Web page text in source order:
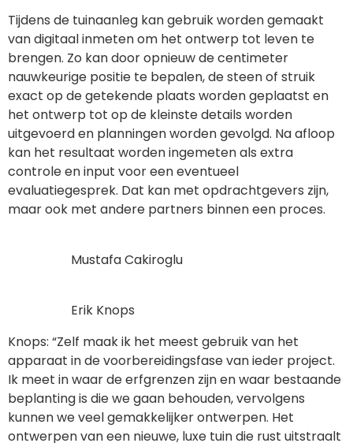
Tijdens de tuinaanleg kan gebruik worden gemaakt
van digitaal inmeten om het ontwerp tot leven te
brengen. Zo kan door opnieuw de centimeter
nauwkeurige positie te bepalen, de steen of struik
exact op de getekende plaats worden geplaatst en
het ontwerp tot op de kleinste details worden
uitgevoerd en planningen worden gevolgd. Na afloop
kan het resultaat worden ingemeten als extra
controle en input voor een eventueel
evaluatiegesprek. Dat kan met opdrachtgevers zijn,
maar ook met andere partners binnen een proces.
Mustafa Cakiroglu
Erik Knops
Knops: “Zelf maak ik het meest gebruik van het
apparaat in de voorbereidingsfase van ieder project.
Ik meet in waar de erfgrenzen zijn en waar bestaande
beplanting is die we gaan behouden, vervolgens
kunnen we veel gemakkelijker ontwerpen. Het
ontwerpen van een nieuwe, luxe tuin die rust uitstraalt